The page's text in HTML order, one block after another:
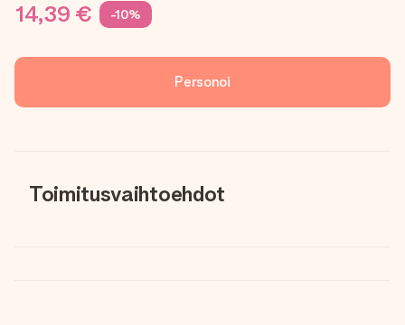
14,39 € -10%
Personoi
Toimitusvaihtoehdot